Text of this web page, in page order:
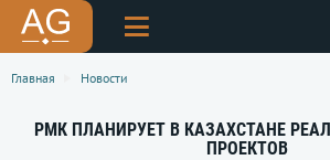
Главная Новости
РМК ПЛАНИРУЕТ В КАЗАХСТАНЕ
ПРОЕКТОВ